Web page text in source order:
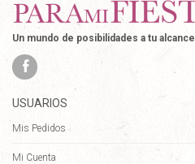
Un mundo de posibilidades a tu alcance
USUARIOS
Mis Pedidos
Mi Cuenta